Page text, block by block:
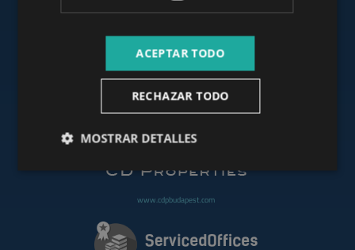
www.budapestoffices.net
www.cdpbudapest.com
ACEPTAR TODO
RECHAZAR TODO
MOSTRAR DETALLES